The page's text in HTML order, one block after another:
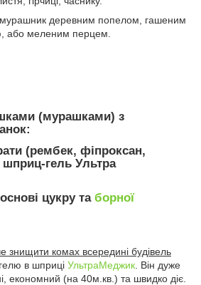
деревним попелом, гашеним
або меленим перцем.
(мурашками) з
(рембек, фіпроксан,
шприц-гель Ультра
цукру та борної
знищити комах всередині будівель
в шприці УльтраМеджик . Він дуже
економний (на 40м.кв.) та швидко діє.